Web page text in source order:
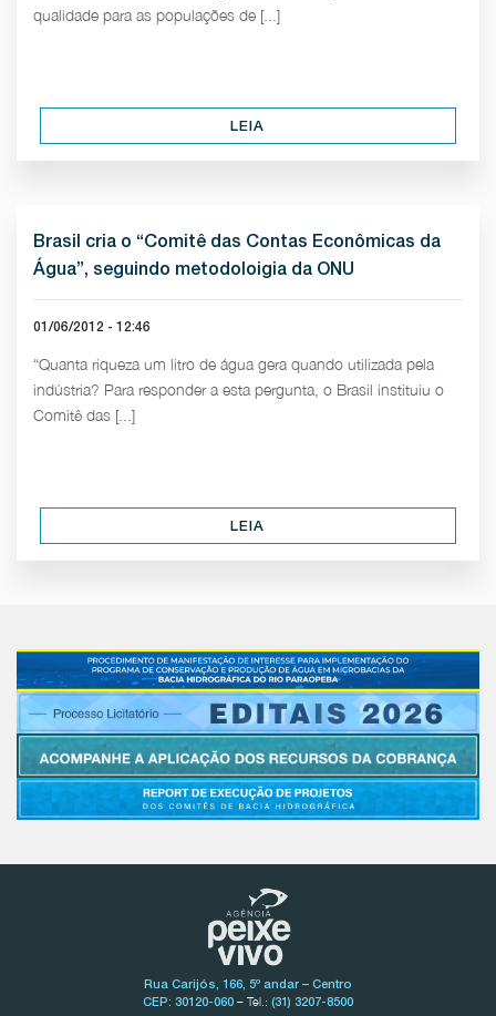
qualidade para as populações de [...]
LEIA
Brasil cria o “Comitê das Contas Econômicas da
Água”, seguindo metodoloigia da ONU
01/06/2012 - 12:46
“Quanta riqueza um litro de água gera quando utilizada pela
indústria? Para responder a esta pergunta, o Brasil instituiu o
Comitê das [...]
LEIA
Rua Carijós, 166, 5º andar – Centro
CEP: 30120-060 – Tel.: (31) 3207-8500